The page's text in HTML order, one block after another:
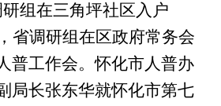
组在三角坪社区入户
省调研组在区政府常务会
普工作会。怀化市人普办
局长张东华就怀化市第七